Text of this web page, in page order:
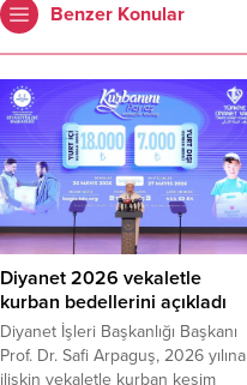
Benzer Konular
Diyanet 2026 vekaletle
kurban bedellerini açıkladı
Diyanet İşleri Başkanlığı Başkanı
Prof. Dr. Safi Arpaguş, 2026 yılına
ilişkin vekaletle kurban kesim